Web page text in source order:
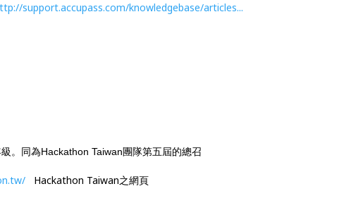
support.accupass.com/knowledgebase/articles...
同為Hackathon Taiwan團隊第五屆的總召
Hackathon Taiwan之網頁